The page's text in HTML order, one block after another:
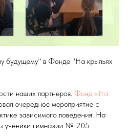
будущему" в Фонде "На крыльях
наших партнеров. Фонд «На
очередное мероприятие с
зависимого поведения. На
ученики гимназии № 205